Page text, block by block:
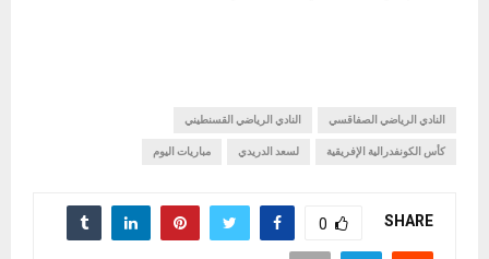
النادي الرياضي الصفاقسي النادي الرياضي القسنطيني
كأس الكونفدرالية الإفريقية لسعد الدريدي مباريات اليوم
SHARE
0